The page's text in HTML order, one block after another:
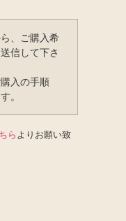
、ご購入希
信して下さ
入の手順
。
らよりお願い致